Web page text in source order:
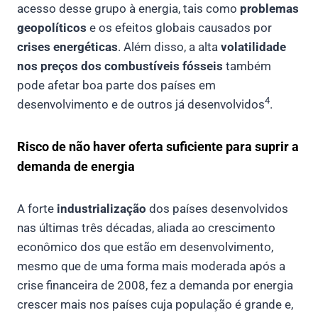
acesso desse grupo à energia, tais como problemas
geopolíticos e os efeitos globais causados por
crises energéticas. Além disso, a alta volatilidade
nos preços dos combustíveis fósseis também
pode afetar boa parte dos países em
desenvolvimento e de outros já desenvolvidos4.
Risco de não haver oferta suficiente para suprir a
demanda de energia
A forte industrialização dos países desenvolvidos
nas últimas três décadas, aliada ao crescimento
econômico dos que estão em desenvolvimento,
mesmo que de uma forma mais moderada após a
crise financeira de 2008, fez a demanda por energia
crescer mais nos países cuja população é grande e,